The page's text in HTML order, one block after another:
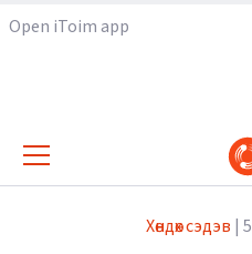
Open iToim app
Хөндөх сэдэв |